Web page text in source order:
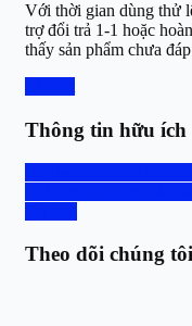
Với thời gian dùng thử
trợ đổi trả 1-1 hoặc
thấy sản phẩm chưa
Thông tin hữu ích
Theo dõi chúng